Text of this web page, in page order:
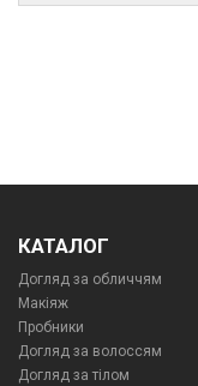
КАТАЛОГ
Догляд за обличчям
Макіяж
Пробники
Догляд за волоссям
Догляд за тілом